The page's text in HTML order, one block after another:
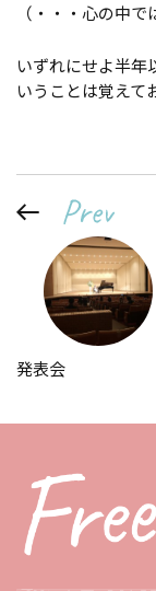
（・・・心の中で
いずれにせよ半年
いうことは覚えて
発表会